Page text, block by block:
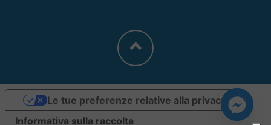
Informativa sulla raccolta
Le tue preferenze relative alla privacy